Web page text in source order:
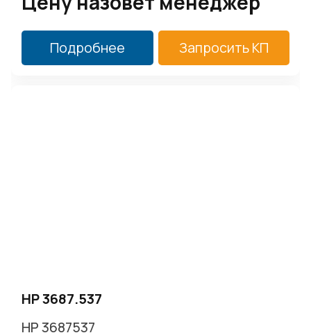
Подробнее Запросить КП
HP 3687.537
HP 3687537